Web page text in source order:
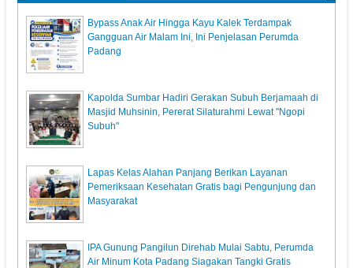
Bypass Anak Air Hingga Kayu Kalek Terdampak
Gangguan Air Malam Ini, Ini Penjelasan Perumda
Padang
Kapolda Sumbar Hadiri Gerakan Subuh Berjamaah di
Masjid Muhsinin, Pererat Silaturahmi Lewat "Ngopi
Subuh"
Lapas Kelas Alahan Panjang Berikan Layanan
Pemeriksaan Kesehatan Gratis bagi Pengunjung dan
Masyarakat
IPA Gunung Pangilun Direhab Mulai Sabtu, Perumda
Air Minum Kota Padang Siagakan Tangki Gratis